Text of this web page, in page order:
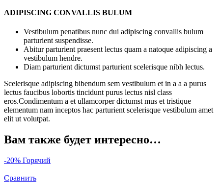
ADIPISCING CONVALLIS BULUM
Vestibulum penatibus nunc dui adipiscing convallis bulum
parturient suspendisse.
Abitur parturient praesent lectus quam a natoque adipiscing a
vestibulum hendre.
Diam parturient dictumst parturient scelerisque nibh lectus.
Scelerisque adipiscing bibendum sem vestibulum et in a a a purus
lectus faucibus lobortis tincidunt purus lectus nisl class
eros.Condimentum a et ullamcorper dictumst mus et tristique
elementum nam inceptos hac parturient scelerisque vestibulum amet
elit ut volutpat.
Вам также будет интересно…
-20% Горячий
Сравнить